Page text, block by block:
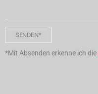
SENDEN*
*Mit Absenden erkenne ich die